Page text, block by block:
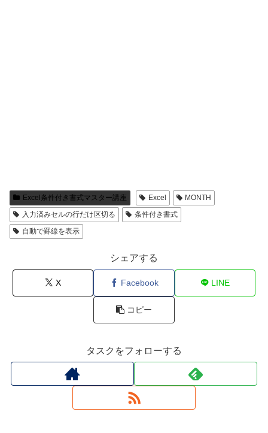
Excel条件付き書式マスター講座 Excel
MONTH
入力済みセルの行だけ区切る
条件付き書式
自動で罫線を表示
シェアする
X Facebook LINE
コピー
タスクをフォローする